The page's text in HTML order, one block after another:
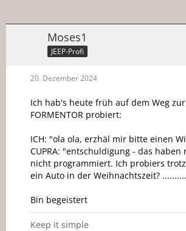
Moses1
JEEP-Profi
20. Dezember 2024
Ich hab's heute früh auf dem Weg
FORMENTOR probiert:
ICH: "ola ola, erzhäl mir bitte einen
CUPRA: "entschuldigung - das haben
nicht programmiert. Ich probiers
ein Auto in der Weihnachtszeit?
Bin begeistert
Keep it simple